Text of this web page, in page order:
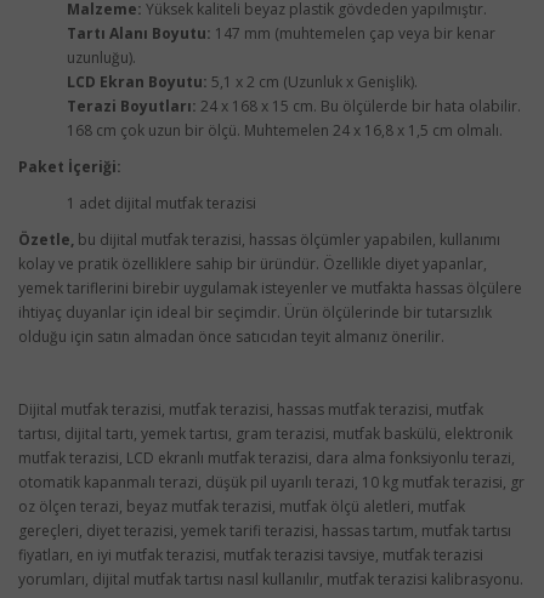
Malzeme: Yüksek kaliteli beyaz plastik gövdeden yapılmıştır.
Tartı Alanı Boyutu: 147 mm (muhtemelen çap veya bir kenar
uzunluğu).
LCD Ekran Boyutu: 5,1 x 2 cm (Uzunluk x Genişlik).
Terazi Boyutları: 24 x 168 x 15 cm. Bu ölçülerde bir hata olabilir.
168 cm çok uzun bir ölçü. Muhtemelen 24 x 16,8 x 1,5 cm olmalı.
Paket İçeriği:
1 adet dijital mutfak terazisi
Özetle, bu dijital mutfak terazisi, hassas ölçümler yapabilen, kullanımı
kolay ve pratik özelliklere sahip bir üründür. Özellikle diyet yapanlar,
yemek tariflerini birebir uygulamak isteyenler ve mutfakta hassas ölçülere
ihtiyaç duyanlar için ideal bir seçimdir. Ürün ölçülerinde bir tutarsızlık
olduğu için satın almadan önce satıcıdan teyit almanız önerilir.
Dijital mutfak terazisi, mutfak terazisi, hassas mutfak terazisi, mutfak
tartısı, dijital tartı, yemek tartısı, gram terazisi, mutfak baskülü, elektronik
mutfak terazisi, LCD ekranlı mutfak terazisi, dara alma fonksiyonlu terazi,
otomatik kapanmalı terazi, düşük pil uyarılı terazi, 10 kg mutfak terazisi, gr
oz ölçen terazi, beyaz mutfak terazisi, mutfak ölçü aletleri, mutfak
gereçleri, diyet terazisi, yemek tarifi terazisi, hassas tartım, mutfak tartısı
fiyatları, en iyi mutfak terazisi, mutfak terazisi tavsiye, mutfak terazisi
yorumları, dijital mutfak tartısı nasıl kullanılır, mutfak terazisi kalibrasyonu.